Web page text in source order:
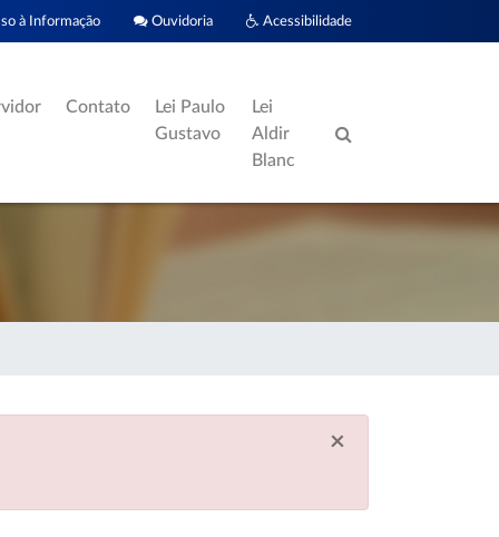
Acessibilidade
Ouvidoria
à Informação
Contato
Lei Paulo
Gustavo
Lei
Aldir
Blanc
×